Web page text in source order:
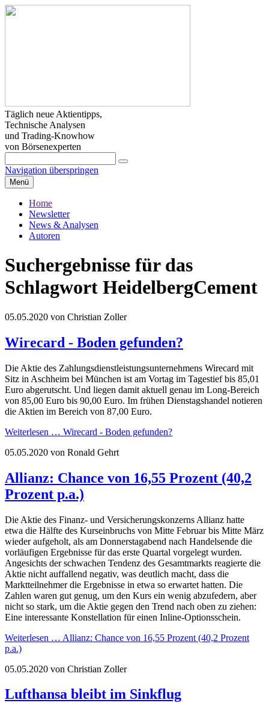
Täglich neue Aktientipps,
Technische Analysen
und Trading-Knowhow
von Börsenexperten
Navigation überspringen
Menü
Home
Newsletter
News & Analysen
Autoren
Suchergebnisse für das
Schlagwort HeidelbergCement
05.05.2020 von Christian Zoller
Wirecard - Boden gefunden?
Die Aktie des Zahlungsdienstleistungsunternehmens Wirecard mit
Sitz in Aschheim bei München ist am Vortag im Tagestief bis 85,01
Euro abgerutscht. Und liegen damit aktuell genau im Long-Bereich
von 85,00 Euro bis 90,00 Euro. Im frühen Dienstagshandel notieren
die Aktien im Bereich von 87,00 Euro.
Weiterlesen … Wirecard - Boden gefunden?
05.05.2020 von Ronald Gehrt
Allianz: Chance von 16,55 Prozent (40,2
Prozent p.a.)
Die Aktie des Finanz- und Versicherungskonzerns Allianz hatte
etwa die Hälfte des Kurseinbruchs von Mitte Februar bis Mitte März
wieder aufgeholt, als am Donnerstagabend nach Handelsende die
vorläufigen Ergebnisse für das erste Quartal vorgelegt wurden.
Angesichts der schwachen Tendenz des Gesamtmarkts reagierte die
Aktie nicht auffallend negativ, was deutlich macht, dass die
Marktteilnehmer die Ergebnisse in etwa so erwartet hatten. Die
Zahlen waren gut genug, um den Kurs ein wenig abzufedern, aber
nicht so stark, um die Aktie gegen den Trend nach oben zu ziehen:
Eine interessante Konstellation für einen Inline-Optionsschein.
Weiterlesen … Allianz: Chance von 16,55 Prozent (40,2 Prozent
p.a.)
05.05.2020 von Christian Zoller
Lufthansa bleibt im Sinkflug